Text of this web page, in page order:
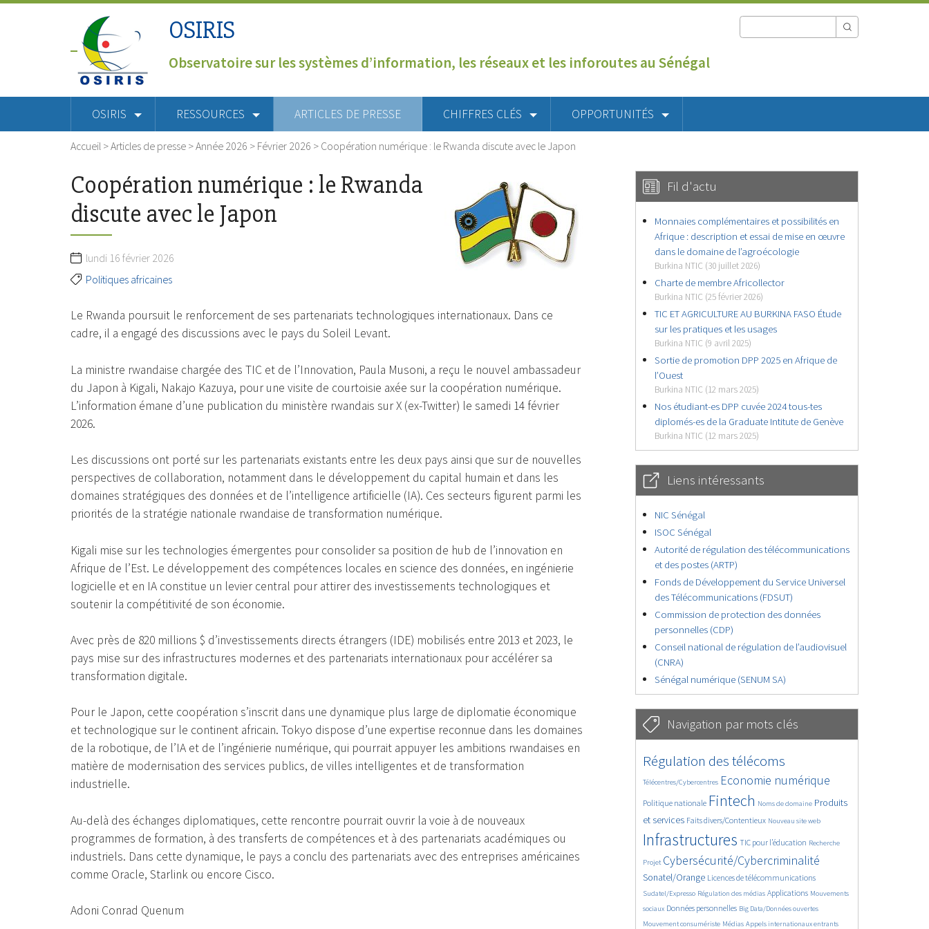
OSIRIS
Observatoire sur les systèmes d’information, les réseaux et les inforoutes au Sénégal
OSIRIS RESSOURCES ARTICLES DE PRESSE CHIFFRES CLÉS OPPORTUNITÉS
Accueil >Articles de presse >Année 2026 > Février 2026 > Coopération numérique : le Rwanda discute avec le Japon
Coopération numérique : le Rwanda
discute avec le Japon
lundi 16 février 2026
Politiques africaines
Le Rwanda poursuit le renforcement de ses partenariats technologiques internationaux. Dans ce
cadre, il a engagé des discussions avec le pays du Soleil Levant.
La ministre rwandaise chargée des TIC et de l’Innovation, Paula Musoni, a reçu le nouvel ambassadeur
du Japon à Kigali, Nakajo Kazuya, pour une visite de courtoisie axée sur la coopération numérique.
L’information émane d’une publication du ministère rwandais sur X (ex-Twitter) le samedi 14 février
2026.
Les discussions ont porté sur les partenariats existants entre les deux pays ainsi que sur de nouvelles
perspectives de collaboration, notamment dans le développement du capital humain et dans les
domaines stratégiques des données et de l’intelligence artificielle (IA). Ces secteurs figurent parmi les
priorités de la stratégie nationale rwandaise de transformation numérique.
Kigali mise sur les technologies émergentes pour consolider sa position de hub de l’innovation en
Afrique de l’Est. Le développement des compétences locales en science des données, en ingénierie
logicielle et en IA constitue un levier central pour attirer des investissements technologiques et
soutenir la compétitivité de son économie.
Avec près de 820 millions $ d’investissements directs étrangers (IDE) mobilisés entre 2013 et 2023, le
pays mise sur des infrastructures modernes et des partenariats internationaux pour accélérer sa
transformation digitale.
Pour le Japon, cette coopération s’inscrit dans une dynamique plus large de diplomatie économique
et technologique sur le continent africain. Tokyo dispose d’une expertise reconnue dans les domaines
de la robotique, de l’IA et de l’ingénierie numérique, qui pourrait appuyer les ambitions rwandaises en
matière de modernisation des services publics, de villes intelligentes et de transformation
industrielle.
Au-delà des échanges diplomatiques, cette rencontre pourrait ouvrir la voie à de nouveaux
programmes de formation, à des transferts de compétences et à des partenariats académiques ou
industriels. Dans cette dynamique, le pays a conclu des partenariats avec des entreprises américaines
comme Oracle, Starlink ou encore Cisco.
Adoni Conrad Quenum
Fil d'actu
Monnaies complémentaires et possibilités en
Afrique : description et essai de mise en œuvre
dans le domaine de l’agroécologie
Burkina NTIC (30 juillet 2026)
Charte de membre Africollector
Burkina NTIC (25 février 2026)
TIC ET AGRICULTURE AU BURKINA FASO Étude
sur les pratiques et les usages
Burkina NTIC (9 avril 2025)
Sortie de promotion DPP 2025 en Afrique de
l’Ouest
Burkina NTIC (12 mars 2025)
Nos étudiant-es DPP cuvée 2024 tous-tes
diplomés-es de la Graduate Intitute de Genève
Burkina NTIC (12 mars 2025)
Liens intéressants
NIC Sénégal
ISOC Sénégal
Autorité de régulation des télécommunications
et des postes (ARTP)
Fonds de Développement du Service Universel
des Télécommunications (FDSUT)
Commission de protection des données
personnelles (CDP)
Conseil national de régulation de l’audiovisuel
(CNRA)
Sénégal numérique (SENUM SA)
Navigation par mots clés
4654/5650
Régulation des télécoms
362/5650
Télécentres/Cybercentres
3744/5650 Economie numérique
1854/5650
Politique nationale
5188/5650 Fintech
688/5650
Noms de domaine
2414/5650
Produits
et services
1612/5650 Faits divers/Contentieux
838/5650 Nouveau site web
5650/5650
Infrastructures
1835/5650
TIC pour l’éducation
197/5650
Recherche
248/5650
Projet
3594/5650Cybersécurité/Cybercriminalité
2329/5650
Sonatel/Orange
1632/5650 Licences de télécommunications
289/5650
Sudatel/Expresso
1027/5650 Régulation des médias
1526/5650 Applications
1185/5650
Mouvements
sociaux
1673/5650Données personnelles
141/5650 Big Data/Données ouvertes
632/5650
Mouvement consumériste
375/5650 Médias
669/5650 Appels internationaux entrants
1752/5650